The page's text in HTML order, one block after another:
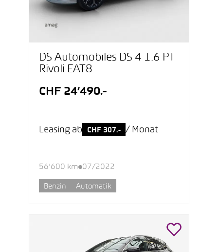
DS Automobiles DS 4 1.6 PT
Rivoli EAT8
CHF 24’490.-
Leasing ab CHF 307.- / Monat
56’600 km 07/2022
Benzin Automatik